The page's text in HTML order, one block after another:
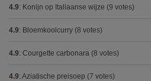
4.9: Konijn op Italiaanse wijze (9 votes)
4.9: Bloemkoolcurry (8 votes)
4.9: Courgette carbonara (8 votes)
4.9: Aziatische preisoep (7 votes)